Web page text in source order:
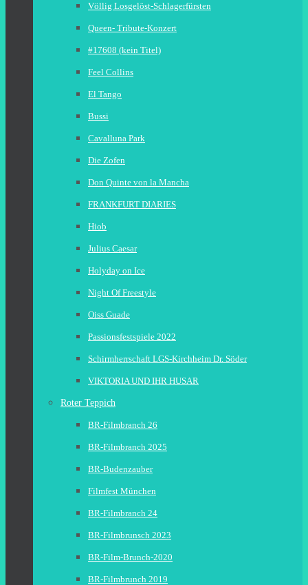
Völlig Losgelöst-Schlagerfürsten
Queen- Tribute-Konzert
#17608 (kein Titel)
Feel Collins
El Tango
Bussi
Cavalluna Park
Die Zofen
Don Quinte von la Mancha
FRANKFURT DIARIES
Hiob
Julius Caesar
Holyday on Ice
Night Of Freestyle
Oiss Guade
Passionsfestspiele 2022
Schirmherrschaft LGS-Kirchheim Dr. Söder
VIKTORIA UND IHR HUSAR
Roter Teppich
BR-Filmbranch 26
BR-Filmbranch 2025
BR-Budenzauber
Filmfest München
BR-Filmbranch 24
BR-Filmbrunsch 2023
BR-Film-Brunch-2020
BR-Filmbrunch 2019